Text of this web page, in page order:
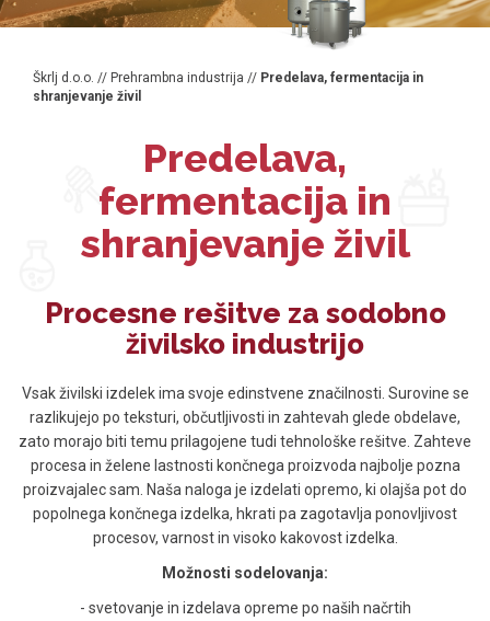
Škrlj d.o.o. // Prehrambna industrija // Predelava, fermentacija in
shranjevanje živil
Predelava,
fermentacija in
shranjevanje živil
Procesne rešitve za sodobno
živilsko industrijo
Vsak živilski izdelek ima svoje edinstvene značilnosti. Surovine se
razlikujejo po teksturi, občutljivosti in zahtevah glede obdelave,
zato morajo biti temu prilagojene tudi tehnološke rešitve. Zahteve
procesa in želene lastnosti končnega proizvoda najbolje pozna
proizvajalec sam. Naša naloga je izdelati opremo, ki olajša pot do
popolnega končnega izdelka, hkrati pa zagotavlja ponovljivost
procesov, varnost in visoko kakovost izdelka.
Možnosti sodelovanja:
- svetovanje in izdelava opreme po naših načrtih